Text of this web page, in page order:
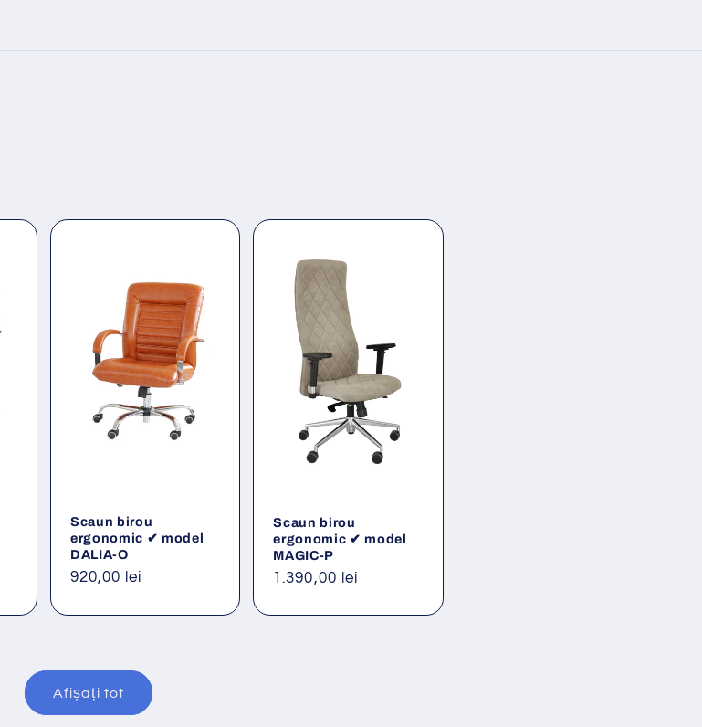
Scaun birou
ergonomic ✔ model
DALIA-O
Preț
920,00 lei
Scaun birou
ergonomic ✔ model
MAGIC-P
Preț
1.390,00 lei
Afișați tot